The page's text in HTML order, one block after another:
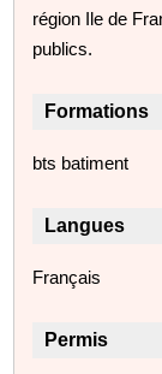
région Ile de
publics.
Formations
bts batiment
Langues
Français
Permis